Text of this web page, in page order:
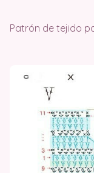
Patrón de tejido